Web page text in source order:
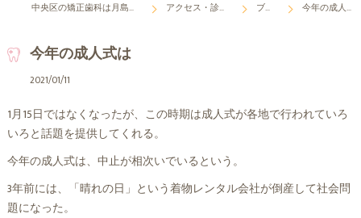
中央区の矯正歯科は月島矯正歯科 アクセス・診療時間 ブログ 今年の成人式は
今年の成人式は
2021/01/11
1月15日ではなくなったが、この時期は成人式が各地で行われていろ
いろと話題を提供してくれる。
今年の成人式は、中止が相次いでいるという。
3年前には、「晴れの日」という着物レンタル会社が倒産して社会問
題になった。